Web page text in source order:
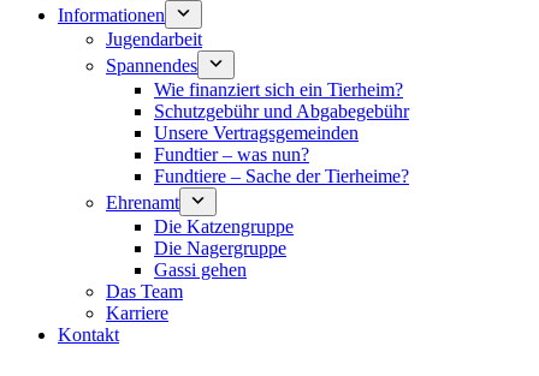
Informationen
Jugendarbeit
Spannendes
Wie finanziert sich ein Tierheim?
Schutzgebühr und Abgabegebühr
Unsere Vertragsgemeinden
Fundtier – was nun?
Fundtiere – Sache der Tierheime?
Ehrenamt
Die Katzengruppe
Die Nagergruppe
Gassi gehen
Das Team
Karriere
Kontakt